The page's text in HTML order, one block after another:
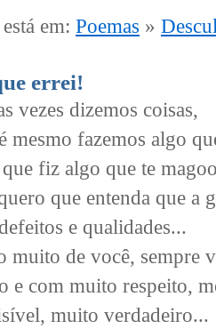
em: Poemas »
errei!
vezes dizemos coisas,
mesmo fazemos algo
fiz algo que te
que entenda que a
e qualidades...
muito de você, sempre
e com muito respeito,
muito verdadeiro...